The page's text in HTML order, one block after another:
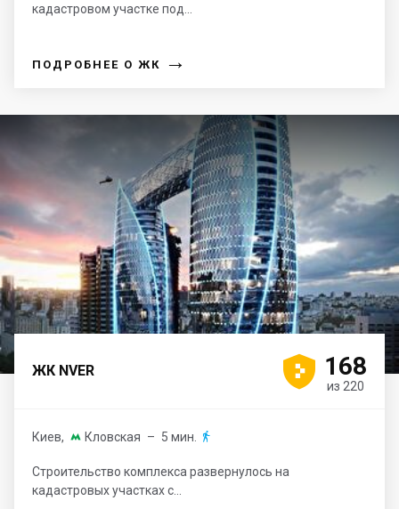
кадастровом участке под...
ПОДРОБНЕЕ О ЖК →
ЖК NVER 



 168
из 220
Киев,  Кловская – 5 мин. 
Строительство комплекса развернулось на
кадастровых участках с...